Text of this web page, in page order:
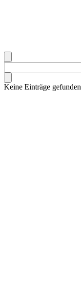
Keine Einträge gefunden